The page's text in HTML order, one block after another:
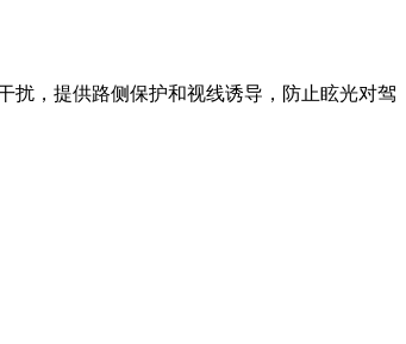
扰，提供路侧保护和视线诱导，防止眩光对驾